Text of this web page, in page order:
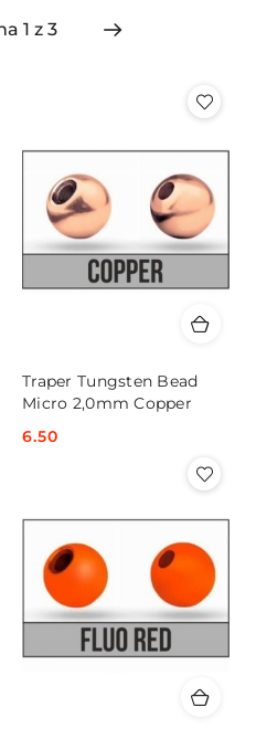
Traper Tungsten Bead
Micro 2,0mm Copper
Cena:
6.50